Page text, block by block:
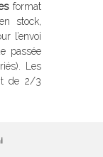
format
stock,
l’envoi
passée
Les
de 2/3